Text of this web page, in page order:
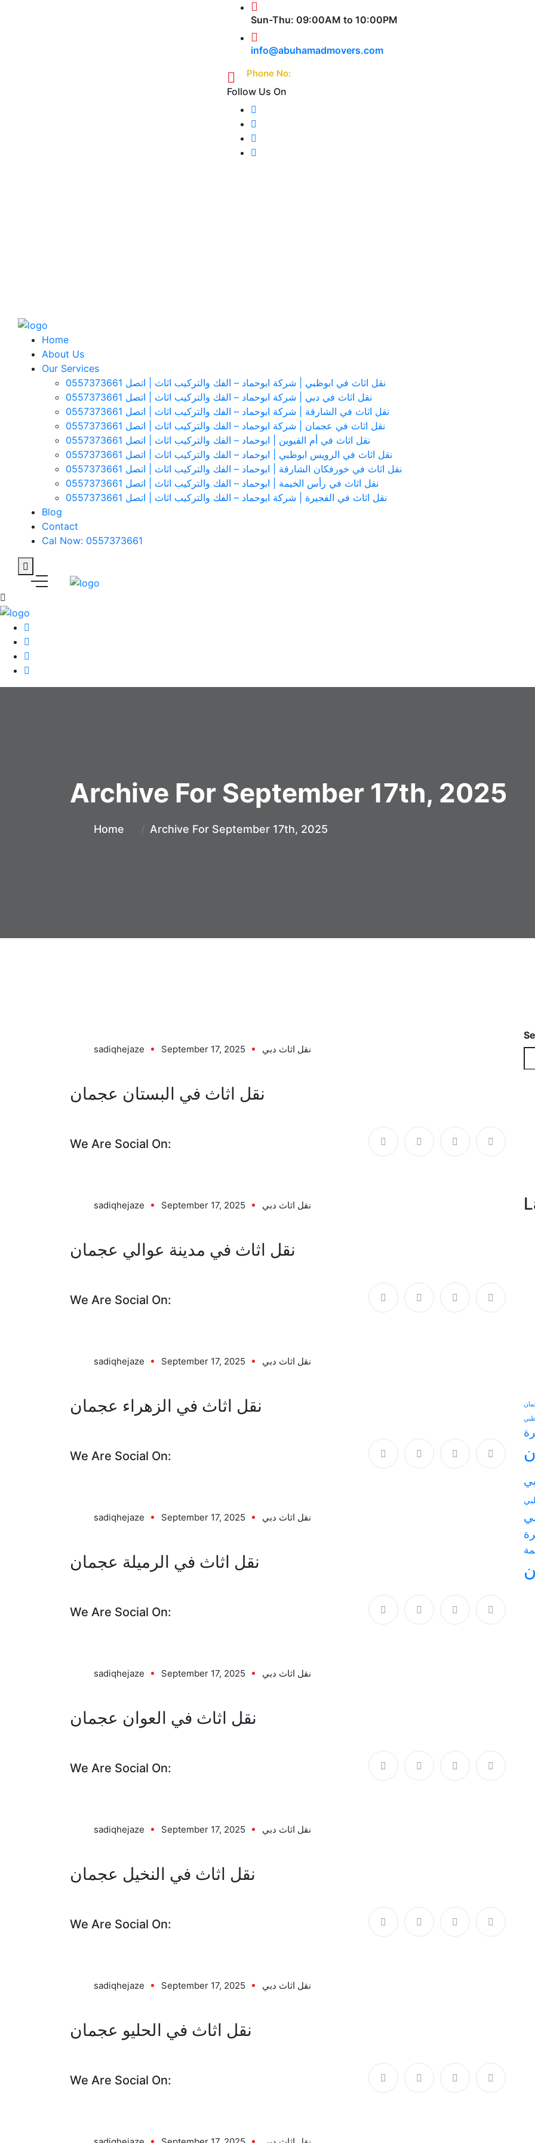
Sun-Thu: 09:00AM to 10:00PM
info@abuhamadmovers.com
Phone No:
Follow Us On
Home
About Us
Our Services
نقل اثاث في ابوظبي | شركة ابوحماد – الفك والتركيب اثاث | اتصل 0557373661
نقل اثاث في دبي | شركة ابوحماد – الفك والتركيب اثاث | اتصل 0557373661
نقل اثاث في الشارقة | شركة ابوحماد – الفك والتركيب اثاث | اتصل 0557373661
نقل اثاث في عجمان | شركة ابوحماد – الفك والتركيب اثاث | اتصل 0557373661
نقل اثاث في أم القيوين | ابوحماد – الفك والتركيب اثاث | اتصل 0557373661
نقل اثاث في الرويس ابوظبي | ابوحماد – الفك والتركيب اثاث | اتصل 0557373661
نقل اثاث في خورفكان الشارقة | ابوحماد – الفك والتركيب اثاث | اتصل 0557373661
نقل اثاث في رأس الخيمة | ابوحماد – الفك والتركيب اثاث | اتصل 0557373661
نقل اثاث في الفجيرة | شركة ابوحماد – الفك والتركيب اثاث | اتصل 0557373661
Blog
Contact
Cal Now: 0557373661
Archive For September 17th, 2025
Home Archive For September 17th, 2025
sadiqhejaze September 17, 2025 نقل اثاث دبي
نقل اثاث في البستان عجمان
We Are Social On:
sadiqhejaze September 17, 2025 نقل اثاث دبي
نقل اثاث في مدينة عوالي عجمان
We Are Social On:
sadiqhejaze September 17, 2025 نقل اثاث دبي
نقل اثاث في الزهراء عجمان
We Are Social On:
sadiqhejaze September 17, 2025 نقل اثاث دبي
نقل اثاث في الرميلة عجمان
We Are Social On:
sadiqhejaze September 17, 2025 نقل اثاث دبي
نقل اثاث في العوان عجمان
We Are Social On:
sadiqhejaze September 17, 2025 نقل اثاث دبي
نقل اثاث في النخيل عجمان
We Are Social On:
sadiqhejaze September 17, 2025 نقل اثاث دبي
نقل اثاث في الحليو عجمان
We Are Social On: